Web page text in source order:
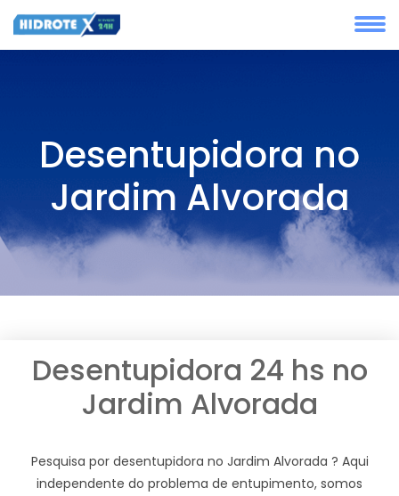
Desentupidora no
Jardim Alvorada
Desentupidora 24 hs no
Jardim Alvorada
Pesquisa por desentupidora no Jardim Alvorada ? Aqui
independente do problema de entupimento, somos